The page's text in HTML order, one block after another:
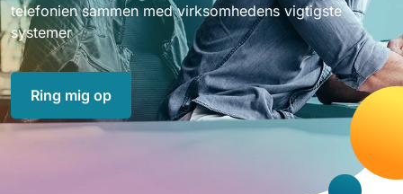
telefonien sammen med virksomhedens vigtigste
systemer
Ring mig op